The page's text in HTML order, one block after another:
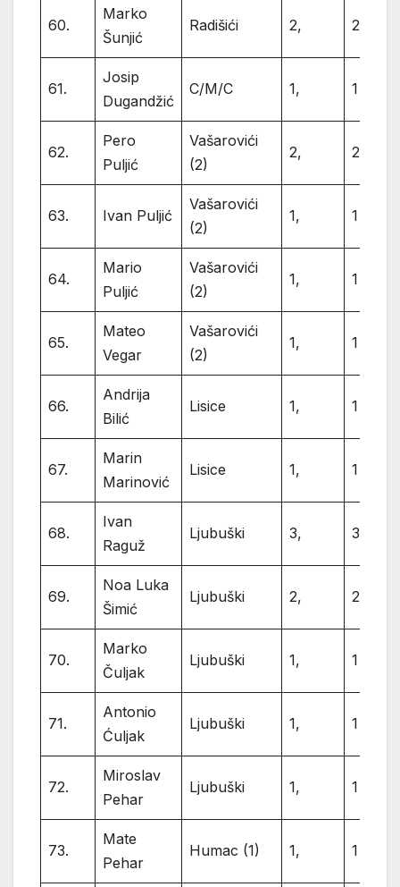
60.
Marko
Šunjić
Radišići 2, 2
61.
Josip
Dugandžić
C/M/C 1, 1
62.
Pero
Puljić
Vašarovići
(2)
2, 2
63. Ivan Puljić
Vašarovići
(2)
1, 1
64.
Mario
Puljić
Vašarovići
(2)
1, 1
65.
Mateo
Vegar
Vašarovići
(2)
1, 1
66.
Andrija
Bilić
Lisice 1, 1
67.
Marin
Marinović
Lisice 1, 1
68.
Ivan
Raguž
Ljubuški 3, 3
69.
Noa Luka
Šimić
Ljubuški 2, 2
70.
Marko
Čuljak
Ljubuški 1, 1
71.
Antonio
Ćuljak
Ljubuški 1, 1
72.
Miroslav
Pehar
Ljubuški 1, 1
73.
Mate
Pehar
Humac (1) 1, 1